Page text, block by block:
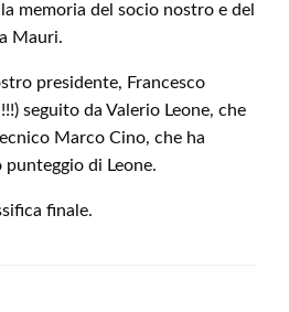
memoria del socio nostro e del
Mauri.
presidente, Francesco
seguito da Valerio Leone, che
Marco Cino, che ha
di Leone.
finale.